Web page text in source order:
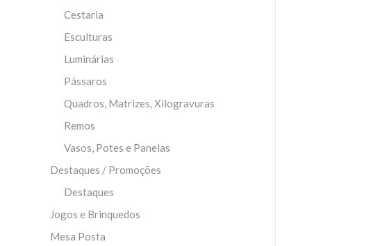
Cestaria
Esculturas
Luminárias
Pássaros
Quadros, Matrizes, Xilogravuras
Remos
Vasos, Potes e Panelas
Destaques / Promoções
Destaques
Jogos e Brinquedos
Mesa Posta